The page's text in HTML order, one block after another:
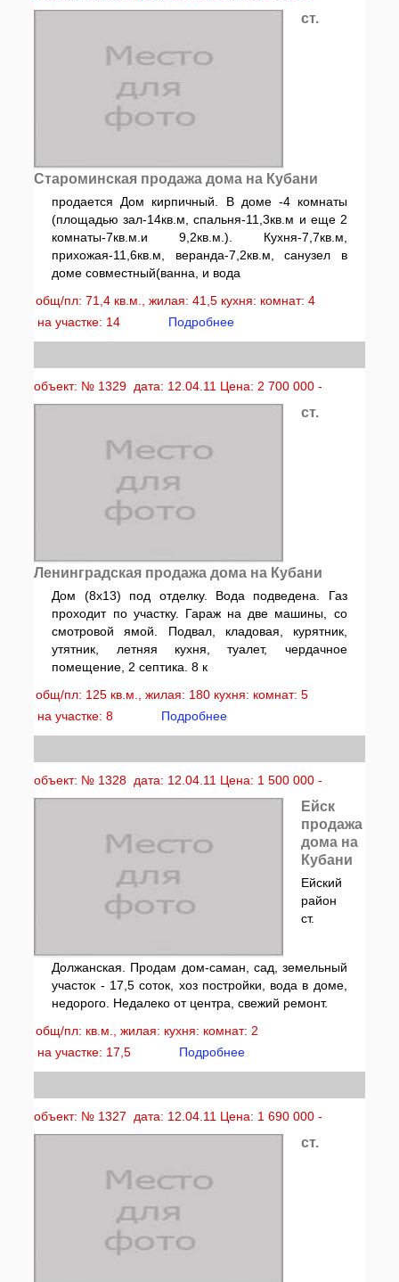
ст.
Староминская продажа дома на Кубани
продается Дом кирпичный. В доме -4 комнаты
(площадью зал-14кв.м, спальня-11,3кв.м и еще 2
комнаты-7кв.м.и 9,2кв.м.). Кухня-7,7кв.м,
прихожая-11,6кв.м, веранда-7,2кв.м, санузел в
доме совместный(ванна, и вода
общ/пл: 71,4 кв.м., жилая: 41,5 кухня: комнат: 4
на участке: 14
Подробнее
объект: № 1329 дата: 12.04.11 Цена: 2 700 000 -
ст.
Ленинградская продажа дома на Кубани
Дом (8х13) под отделку. Вода подведена. Газ
проходит по участку. Гараж на две машины, со
смотровой ямой. Подвал, кладовая, курятник,
утятник, летняя кухня, туалет, чердачное
помещение, 2 септика. 8 к
общ/пл: 125 кв.м., жилая: 180 кухня: комнат: 5
на участке: 8
Подробнее
объект: № 1328 дата: 12.04.11 Цена: 1 500 000 -
Ейск
продажа
дома на
Кубани
Ейский
район
ст.
Должанская. Продам дом-саман, сад, земельный
участок - 17,5 соток, хоз постройки, вода в доме,
недорого. Недалеко от центра, свежий ремонт.
общ/пл: кв.м., жилая: кухня: комнат: 2
на участке: 17,5
Подробнее
объект: № 1327 дата: 12.04.11 Цена: 1 690 000 -
ст.